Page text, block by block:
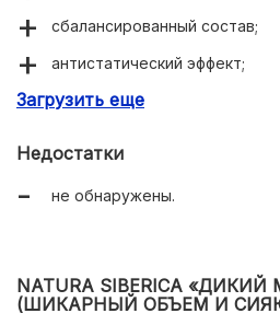
сбалансированный состав;
антистатический эффект;
интенсивное увлажнение;
Загрузить еще
Недостатки
не обнаружены.
NATURA SIBERICA
(ШИКАРНЫЙ ОБЪЕМ И